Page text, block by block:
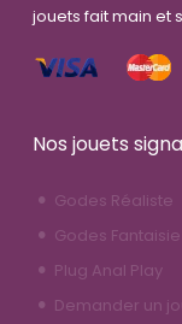
jouets fait main et
Nos jouets
Godes Réaliste
Godes Fantaisie
Plug Anal Play
Demander un